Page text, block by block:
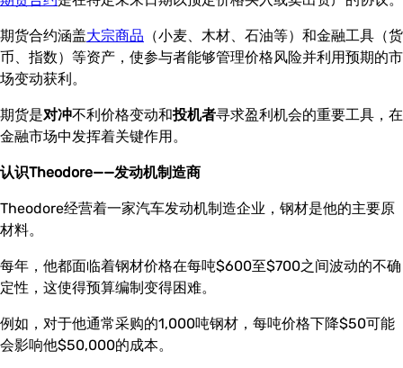
期货合约涵盖大宗商品 （小麦、木材、石油等）和金融工具（货
币、指数）等资产，使参与者能够管理价格风险并利用预期的市
场变动获利。
期货是对冲不利价格变动和投机者寻求盈利机会的重要工具，在
金融市场中发挥着关键作用。
认识Theodore——发动机制造商
Theodore经营着一家汽车发动机制造企业，钢材是他的主要原
材料。
每年，他都面临着钢材价格在每吨$600至$700之间波动的不确
定性，这使得预算编制变得困难。
例如，对于他通常采购的1,000吨钢材，每吨价格下降$50可能
会影响他$50,000的成本。